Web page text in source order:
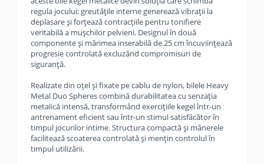
regula jocului: greutățile interne generează vibrații la
deplasare și forțează contracțiile pentru tonifiere
veritabilă a mușchilor pelvieni. Designul în două
componente și mărimea inserabilă de 25 cm încuviințează
progresie controlată excluzând compromisuri de
siguranță.
Realizate din oțel și fixate pe cablu de nylon, bilele Heavy
Metal Duo Spheres combină durabilitatea cu senzația
metalică intensă, transformând exercițiile kegel într-un
antrenament eficient sau într-un stimul satisfăcător în
timpul jocurilor intime. Structura compactă și mânerele
facilitează scoaterea controlată și mențin controlul în
timpul utilizării.